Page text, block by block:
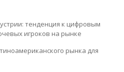
тенденция к цифровым
игроков на рынке
рынка для